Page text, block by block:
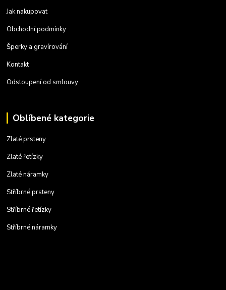
Jak nakupovat
Obchodní podmínky
Šperky a gravírování
Kontakt
Odstoupení od smlouvy
Oblíbené kategorie
Zlaté prsteny
Zlaté řetízky
Zlaté náramky
Stříbrné prsteny
Stříbrné řetízky
Stříbrné náramky